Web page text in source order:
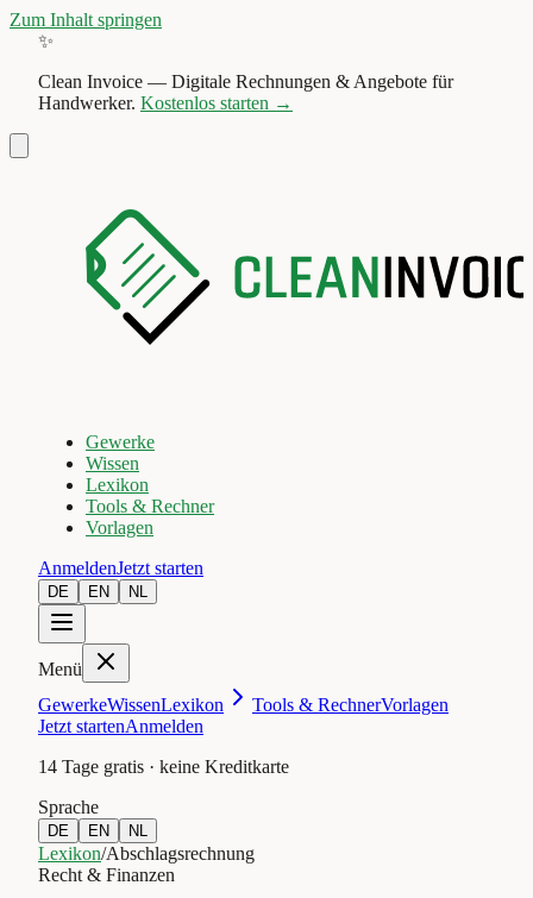
Zum Inhalt springen
✨
Clean Invoice — Digitale Rechnungen & Angebote für
Handwerker. Kostenlos starten →
Gewerke
Wissen
Lexikon
Tools & Rechner
Vorlagen
AnmeldenJetzt starten
DE EN NL
Menü
GewerkeWissenLexikon Tools & RechnerVorlagen
Jetzt startenAnmelden
14 Tage gratis · keine Kreditkarte
Sprache
DE EN NL
Lexikon/Abschlagsrechnung
Recht & Finanzen